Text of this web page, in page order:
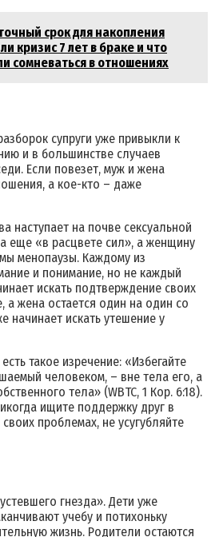
срок для накопления
кризис 7 лет в браке и что
сомневаться в отношениях
супруги уже привыкли к
и в большинстве случаев
Если повезет, муж и жена
а кое-кто – даже
наступает на почве сексуальной
еще «в расцвете сил», а женщину
менопаузы. Каждому из
и понимание, но не каждый
искать подтверждение своих
а жена остается один на один со
начинает искать утешение у
такое изречение: «Избегайте
человеком, – вне тела его, а
тела» (WBTC, 1 Кор. 6:18).
ищите поддержку друг в
проблемах, не усугубляйте
гнезда». Дети уже
учебу и потихоньку
жизнь. Родители остаются